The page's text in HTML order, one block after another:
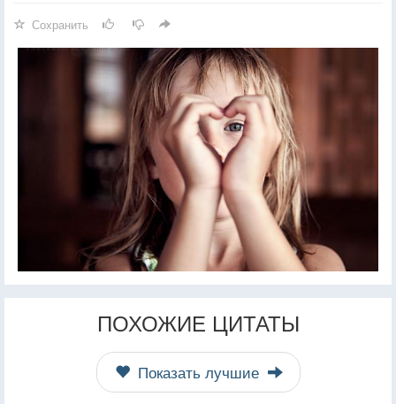
Сохранить
ПОХОЖИЕ ЦИТАТЫ
Показать лучшие